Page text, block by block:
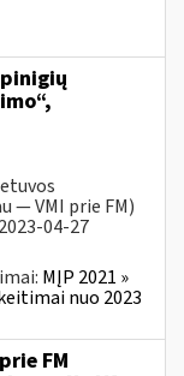
― VMI prie FM)
04-27
MĮP 2021 »
nuo 2023
FM